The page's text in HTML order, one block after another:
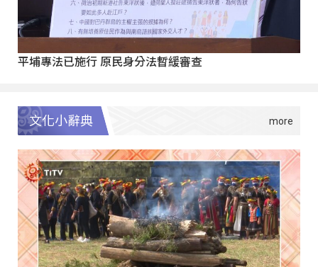
平埔專法已施行 原民身分法暫緩審查
文化小辭典